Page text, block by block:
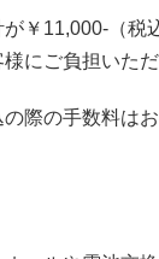
￥11,000-（税
にご負担いただ
際の手数料は